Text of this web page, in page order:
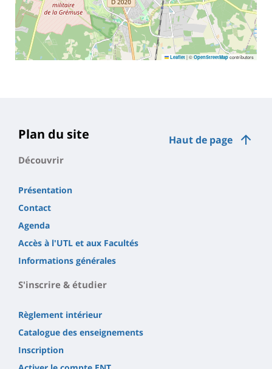
Leaflet |© OpenStreetMap contributors
Haut de page
Plan du site
Découvrir
Présentation
Contact
Agenda
Accès à l'UTL et aux Facultés
Informations générales
S'inscrire & étudier
Règlement intérieur
Catalogue des enseignements
Inscription